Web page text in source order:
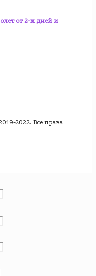
от 2-х дней и
2022. Все права